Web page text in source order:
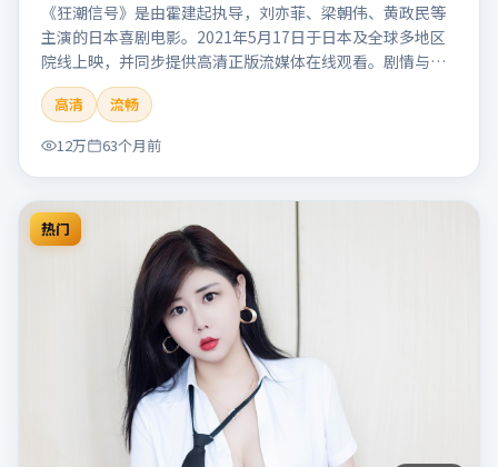
《狂潮信号》是由霍建起执导，刘亦菲、梁朝伟、黄政民等
主演的日本喜剧电影。2021年5月17日于日本及全球多地区
院线上映，并同步提供高清正版流媒体在线观看。剧情与看
点：笑点自然生活化，轻松解压，适合全家或朋友一起观
看。本片适合检索「狂潮信号」「霍建起」「喜剧」「日
本」「2021」「2021-05-17上映」等关键词的影迷阅读简介
与主创信息。
高清
流畅
12万
63个月前
热门